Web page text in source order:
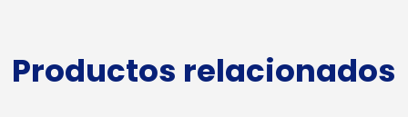
Productos relacionados